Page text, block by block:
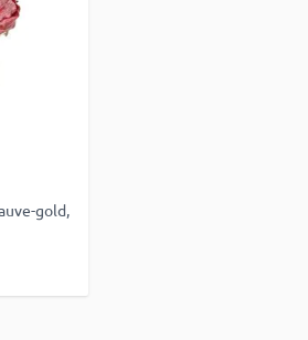
gold,